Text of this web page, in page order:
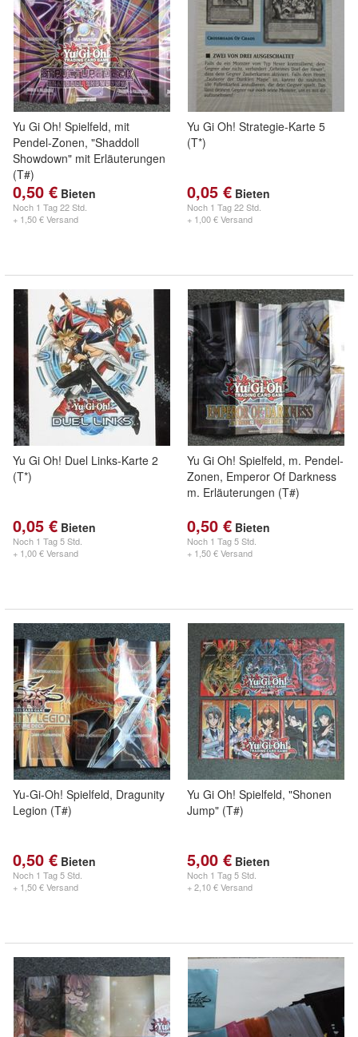
Yu Gi Oh! Spielfeld, mit
Pendel-Zonen, "Shaddoll
Showdown" mit Erläuterungen
(T#)
0,50 € Bieten
Noch 1 Tag 22 Std.
+ 1,50 € Versand
Yu Gi Oh! Strategie-Karte 5
(T*)
0,05 € Bieten
Noch 1 Tag 22 Std.
+ 1,00 € Versand
Yu Gi Oh! Duel Links-Karte 2
(T*)
0,05 € Bieten
Noch 1 Tag 5 Std.
+ 1,00 € Versand
Yu Gi Oh! Spielfeld, m. Pendel-
Zonen, Emperor Of Darkness
m. Erläuterungen (T#)
0,50 € Bieten
Noch 1 Tag 5 Std.
+ 1,50 € Versand
Yu-Gi-Oh! Spielfeld, Dragunity
Legion (T#)
0,50 € Bieten
Noch 1 Tag 5 Std.
+ 1,50 € Versand
Yu Gi Oh! Spielfeld, "Shonen
Jump" (T#)
5,00 € Bieten
Noch 1 Tag 5 Std.
+ 2,10 € Versand